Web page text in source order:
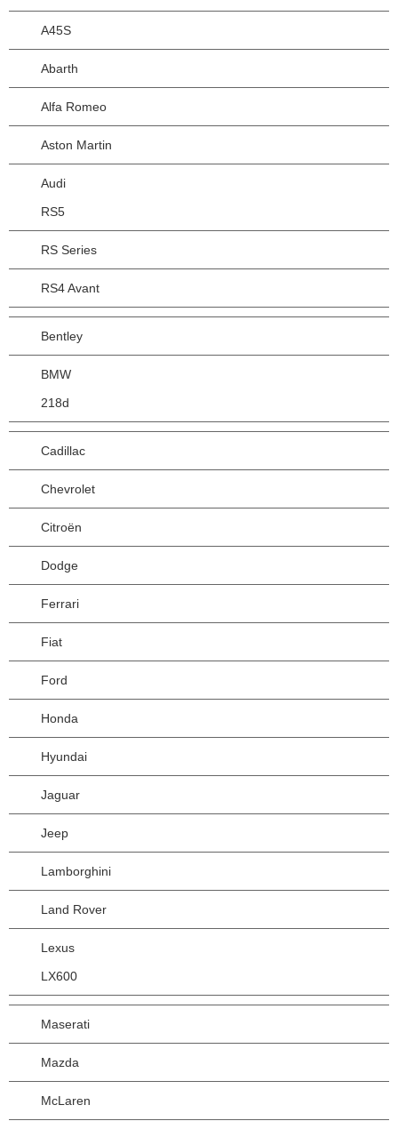
A45S
Abarth
Alfa Romeo
Aston Martin
Audi
RS5
RS Series
RS4 Avant
Bentley
BMW
218d
Cadillac
Chevrolet
Citroën
Dodge
Ferrari
Fiat
Ford
Honda
Hyundai
Jaguar
Jeep
Lamborghini
Land Rover
Lexus
LX600
Maserati
Mazda
McLaren